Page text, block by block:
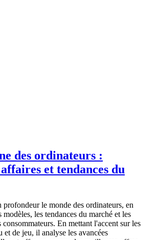
des ordinateurs :
et tendances du
profondeur le monde des ordinateurs, en
les tendances du marché et les
consommateurs. En mettant l'accent sur les
et de jeu, il analyse les avancées